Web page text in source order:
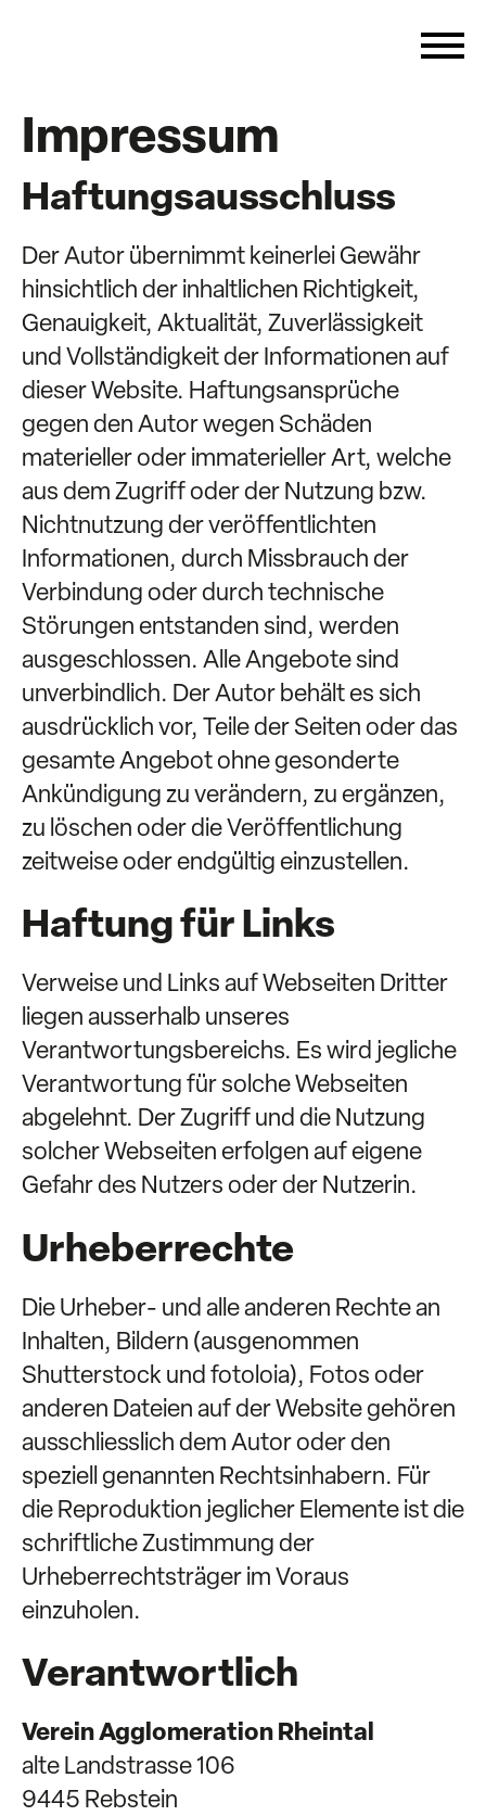
Impressum
Haftungsausschluss
Der Autor übernimmt keinerlei Gewähr
hinsichtlich der inhaltlichen Richtigkeit,
Genauigkeit, Aktualität, Zuverlässigkeit
und Vollständigkeit der Informationen auf
dieser Website. Haftungsansprüche
gegen den Autor wegen Schäden
materieller oder immaterieller Art, welche
aus dem Zugriff oder der Nutzung bzw.
Nichtnutzung der veröffentlichten
Informationen, durch Missbrauch der
Verbindung oder durch technische
Störungen entstanden sind, werden
ausgeschlossen. Alle Angebote sind
unverbindlich. Der Autor behält es sich
ausdrücklich vor, Teile der Seiten oder das
gesamte Angebot ohne gesonderte
Ankündigung zu verändern, zu ergänzen,
zu löschen oder die Veröffentlichung
zeitweise oder endgültig einzustellen.
Haftung für Links
Verweise und Links auf Webseiten Dritter
liegen ausserhalb unseres
Verantwortungsbereichs. Es wird jegliche
Verantwortung für solche Webseiten
abgelehnt. Der Zugriff und die Nutzung
solcher Webseiten erfolgen auf eigene
Gefahr des Nutzers oder der Nutzerin.
Urheberrechte
Die Urheber- und alle anderen Rechte an
Inhalten, Bildern (ausgenommen
Shutterstock und fotoloia), Fotos oder
anderen Dateien auf der Website gehören
ausschliesslich dem Autor oder den
speziell genannten Rechtsinhabern. Für
die Reproduktion jeglicher Elemente ist die
schriftliche Zustimmung der
Urheberrechtsträger im Voraus
einzuholen.
Verantwortlich
Verein Agglomeration Rheintal
alte Landstrasse 106
9445 Rebstein